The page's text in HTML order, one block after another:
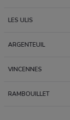
LES ULIS
ARGENTEUIL
VINCENNES
RAMBOUILLET